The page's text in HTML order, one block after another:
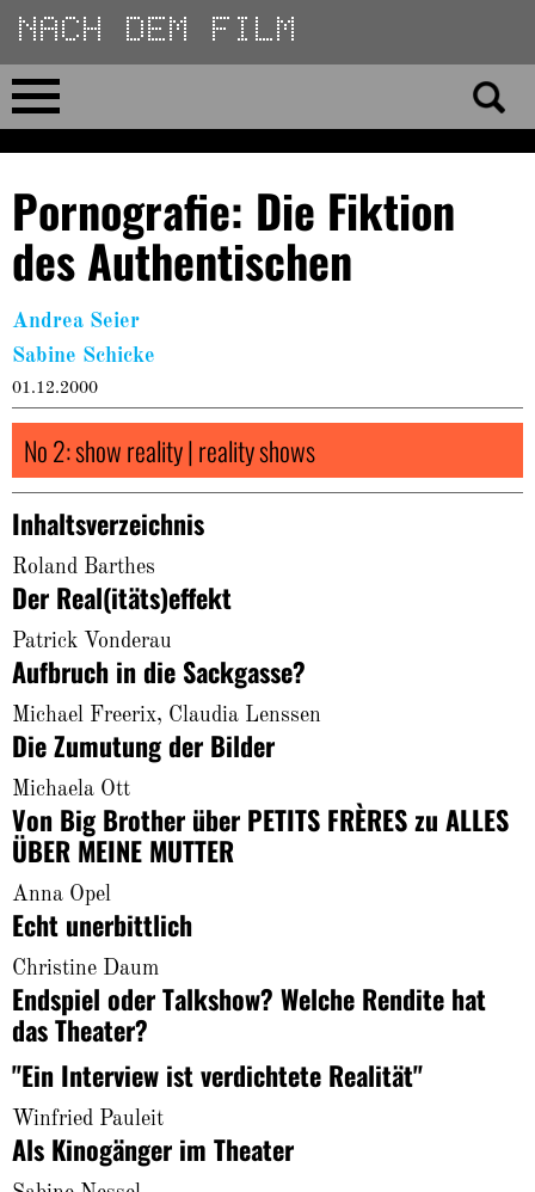
Direkt
zum
Inhalt
Home
No 23
No 01–22
Essays
Reviews
Archiv
About
Pornografie: Die Fiktion
des Authentischen
Andrea Seier
Sabine Schicke
01.12.2000
No 2: show reality | reality shows
Inhaltsverzeichnis
Roland Barthes
Der Real(itäts)effekt
Patrick Vonderau
Aufbruch in die Sackgasse?
Michael Freerix, Claudia Lenssen
Die Zumutung der Bilder
Michaela Ott
Von Big Brother über PETITS FRÈRES zu ALLES
ÜBER MEINE MUTTER
Anna Opel
Echt unerbittlich
Christine Daum
Endspiel oder Talkshow? Welche Rendite hat
das Theater?
"Ein Interview ist verdichtete Realität"
Winfried Pauleit
Als Kinogänger im Theater